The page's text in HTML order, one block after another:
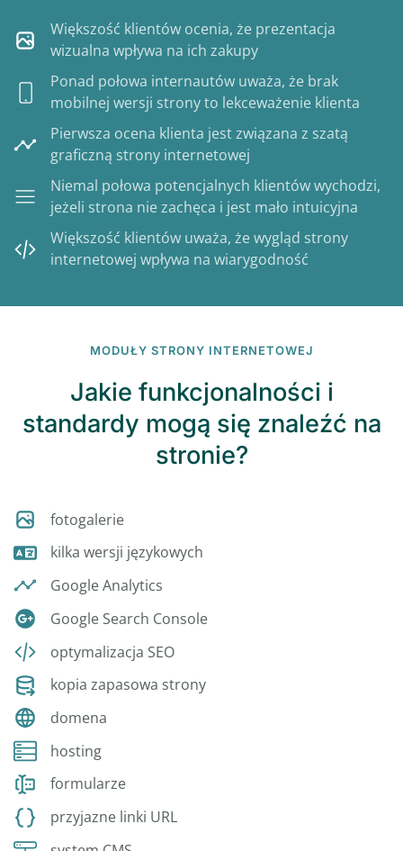
Większość klientów ocenia, że prezentacja
wizualna wpływa na ich zakupy
Ponad połowa internautów uważa, że brak
mobilnej wersji strony to lekceważenie klienta
Pierwsza ocena klienta jest związana z szatą
graficzną strony internetowej
Niemal połowa potencjalnych klientów wychodzi,
jeżeli strona nie zachęca i jest mało intuicyjna
Większość klientów uważa, że wygląd strony
internetowej wpływa na wiarygodność
MODUŁY STRONY INTERNETOWEJ
Jakie funkcjonalności i
standardy mogą się znaleźć na
stronie?
fotogalerie
kilka wersji językowych
Google Analytics
Google Search Console
optymalizacja SEO
kopia zapasowa strony
domena
hosting
formularze
przyjazne linki URL